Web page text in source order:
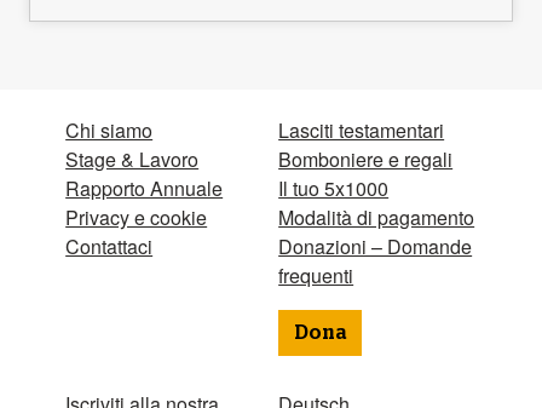
Chi siamo
Stage & Lavoro
Rapporto Annuale
Privacy e cookie
Contattaci
Lasciti testamentari
Bomboniere e regali
Il tuo 5x1000
Modalità di pagamento
Donazioni – Domande
frequenti
Dona